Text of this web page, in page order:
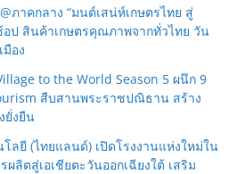
ภาคกลาง “มนต์เสน่ห์เกษตรไทย สู่
ป สินค้าเกษตรคุณภาพจากทั่วไทย วัน
อง
to the World Season 5 ผนึก 9
สืบสานพระราชปณิธาน สร้าง
ยั่งยืน
ลยี (ไทยแลนด์) เปิดโรงงานแห่งใหม่ใน
ลิตสู่เอเชียตะวันออกเฉียงใต้ เสริม